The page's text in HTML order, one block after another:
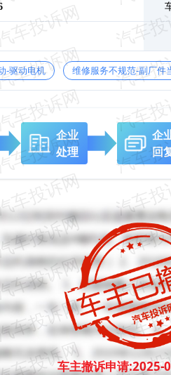
-驱动电机 维修服务不规范-副厂件
企业
处理
企
回
车主撤诉申请:2025-